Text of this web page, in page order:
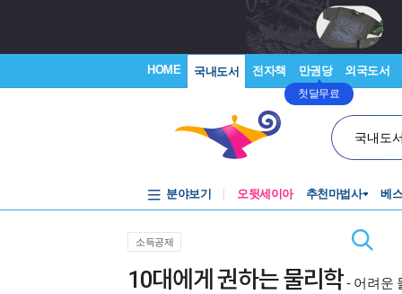
HOME 국내도서 전자책 만권당
첫달무료
외국도서
국내도
분야보기 오뒷세이아 추천마법사 베
소득공제
10대에게 권하는 물리학- 어려운